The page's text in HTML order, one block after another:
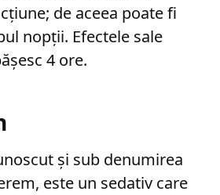
de aceea poate fi
nopții. Efectele sale
4 ore.
și sub denumirea
este un sedativ care